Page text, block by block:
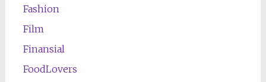
Fashion
Film
Finansial
FoodLovers